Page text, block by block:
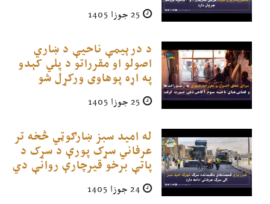
د درېیمې ناحیې د ښاري
اصولو او مقرراتو د پلي کېدو
په اړه پوهاوی ورکړل شو
له امید سبز ښارګوټي څخه تر
عرفاني سړک پورې د سړک د
پاتې برخو قیرچارې روانې دي